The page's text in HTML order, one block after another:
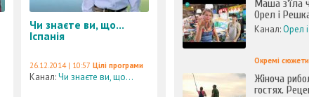
Чи знаєте ви, що...
Іспанія
26.12.2014 | 10:57 Цілі програми
Канал:Чи знаєте ви, що...
Маша з'їла
Орел і
Канал:Орел
Окремі сюжети
Жіноча
гостях.